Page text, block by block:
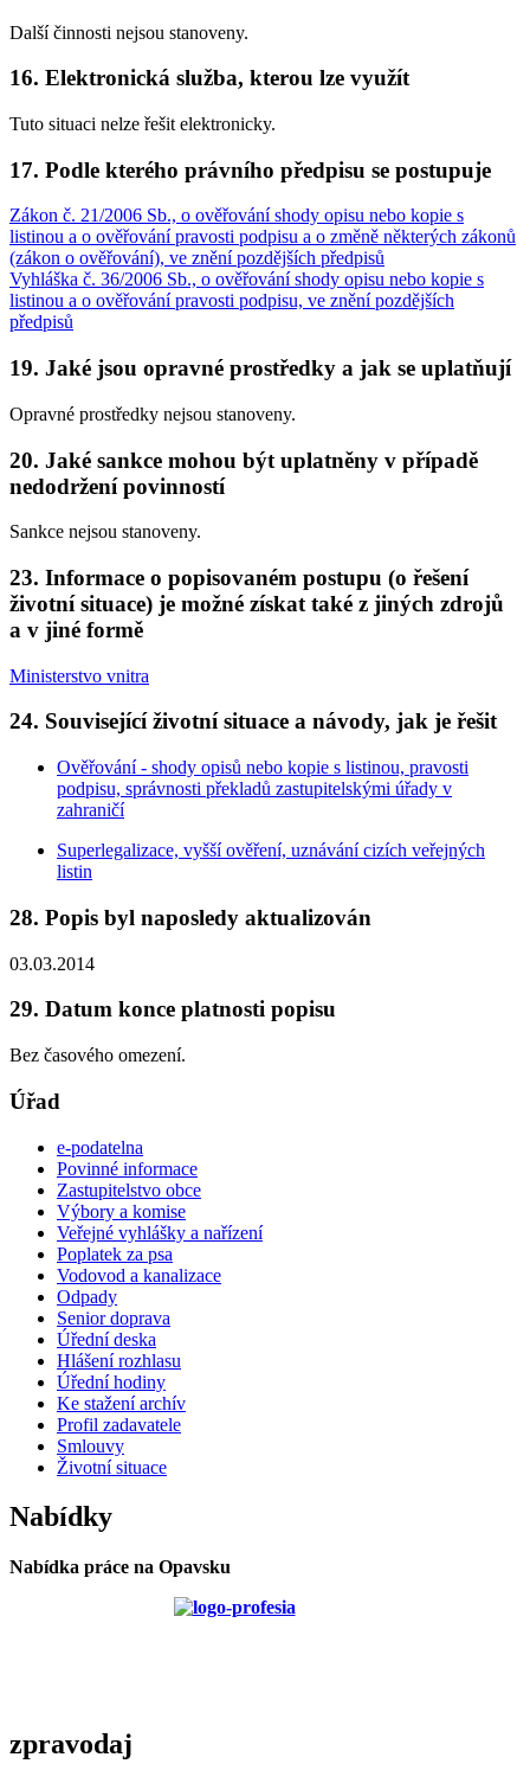
Další činnosti nejsou stanoveny.
16. Elektronická služba, kterou lze využít
Tuto situaci nelze řešit elektronicky.
17. Podle kterého právního předpisu se postupuje
Zákon č. 21/2006 Sb., o ověřování shody opisu nebo kopie s
listinou a o ověřování pravosti podpisu a o změně některých zákonů
(zákon o ověřování), ve znění pozdějších předpisů
Vyhláška č. 36/2006 Sb., o ověřování shody opisu nebo kopie s
listinou a o ověřování pravosti podpisu, ve znění pozdějších
předpisů
19. Jaké jsou opravné prostředky a jak se uplatňují
Opravné prostředky nejsou stanoveny.
20. Jaké sankce mohou být uplatněny v případě
nedodržení povinností
Sankce nejsou stanoveny.
23. Informace o popisovaném postupu (o řešení
životní situace) je možné získat také z jiných zdrojů
a v jiné formě
Ministerstvo vnitra
24. Související životní situace a návody, jak je řešit
Ověřování - shody opisů nebo kopie s listinou, pravosti
podpisu, správnosti překladů zastupitelskými úřady v
zahraničí
Superlegalizace, vyšší ověření, uznávání cizích veřejných
listin
28. Popis byl naposledy aktualizován
03.03.2014
29. Datum konce platnosti popisu
Bez časového omezení.
Úřad
e-podatelna
Povinné informace
Zastupitelstvo obce
Výbory a komise
Veřejné vyhlášky a nařízení
Poplatek za psa
Vodovod a kanalizace
Odpady
Senior doprava
Úřední deska
Hlášení rozhlasu
Úřední hodiny
Ke stažení archív
Profil zadavatele
Smlouvy
Životní situace
Nabídky
Nabídka práce na Opavsku
zpravodaj